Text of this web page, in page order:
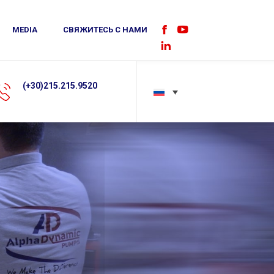
MEDIA СВЯЖИТЕСЬ С НАМИ
sales@alphadynamic.eu
FacebookYouTube
Linkedin